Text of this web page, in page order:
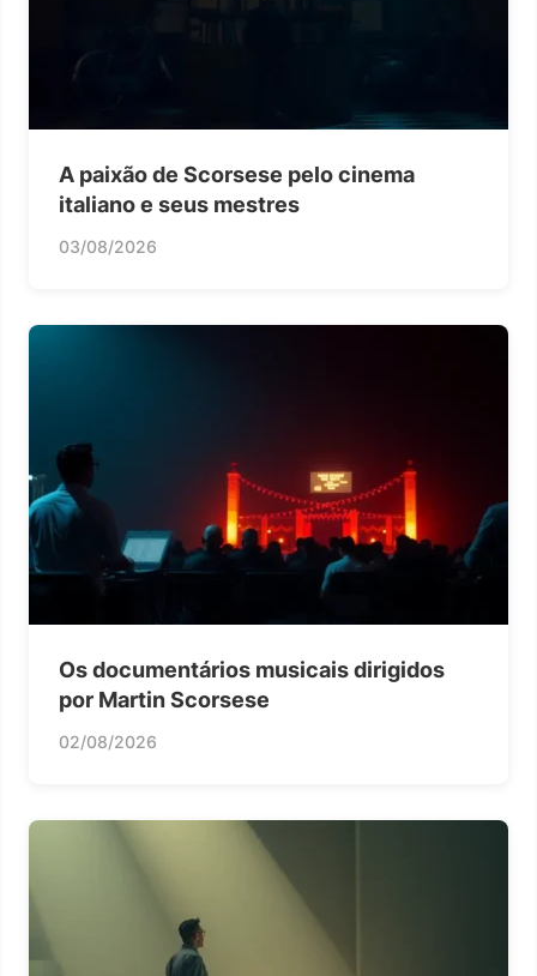
A paixão de Scorsese pelo cinema
italiano e seus mestres
03/08/2026
Os documentários musicais dirigidos
por Martin Scorsese
02/08/2026